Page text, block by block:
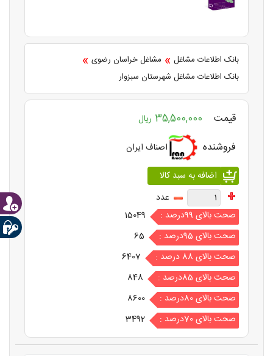
بانک اطلاعات مشاغل » مشاغل خراسان رضوی »
بانک اطلاعات مشاغل شهرستان سبزوار
قیمت 35,500,000 ریال
فروشنده اصناف ایران
عدد
صحت بالای 99درصد :
15049
صحت بالای 95درصد :
65
صحت بالای 88 درصد :
6407
صحت بالای 85درصد :
848
صحت بالای 80درصد :
8600
صحت بالای 70درصد :
3492